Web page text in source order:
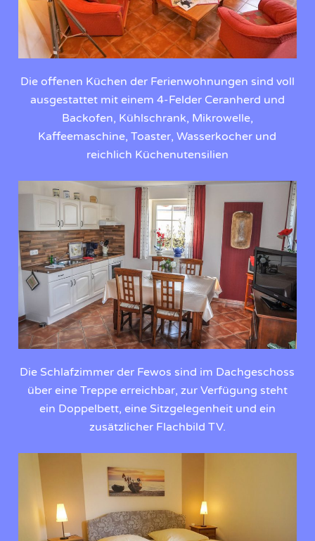
Die offenen Küchen der Ferienwohnungen sind voll
ausgestattet mit einem 4-Felder Ceranherd und
Backofen, Kühlschrank, Mikrowelle,
Kaffeemaschine, Toaster, Wasserkocher und
reichlich Küchenutensilien
Die Schlafzimmer der Fewos sind im Dachgeschoss
über eine Treppe erreichbar, zur Verfügung steht
ein Doppelbett, eine Sitzgelegenheit und ein
zusätzlicher Flachbild TV.